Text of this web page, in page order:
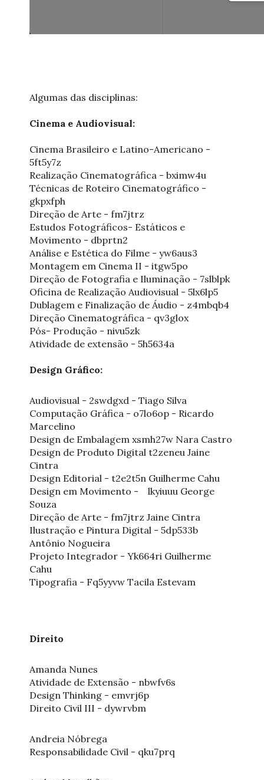
Algumas das disciplinas:
Cinema e Audiovisual:
Cinema Brasileiro e Latino-Americano -
5ft5y7z
Realização Cinematográfica - bximw4u
Técnicas de Roteiro Cinematográfico -
gkpxfph
Direção de Arte - fm7jtrz
Estudos Fotográficos- Estáticos e
Movimento - dbprtn2
Análise e Estética do Filme - yw6aus3
Montagem em Cinema II - itgw5po
Direção de Fotografia e Iluminação - 7slblpk
Oficina de Realização Audiovisual - 5lx6lp5
Dublagem e Finalização de Áudio - z4mbqb4
Direção Cinematográfica - qv3glox
Pós- Produção - nivu5zk
Atividade de extensão - 5h5634a
Design Gráfico:
Audiovisual - 2swdgxd - Tiago Silva
Computação Gráfica - o7lo6op - Ricardo
Marcelino
Design de Embalagem xsmh27w Nara Castro
Design de Produto Digital t2zeneu Jaine
Cintra
Design Editorial - t2e2t5n Guilherme Cahu
Design em Movimento - lkyiuuu George
Souza
Direção de Arte - fm7jtrz Jaine Cintra
Ilustração e Pintura Digital - 5dp533b
Antônio Nogueira
Projeto Integrador - Yk664ri Guilherme
Cahu
Tipografia - Fq5yyvw Tacila Estevam
Direito
Amanda Nunes
Atividade de Extensão - nbwfv6s
Design Thinking - emvrj6p
Direito Civil III - dywrvbm
Andreia Nóbrega
Responsabilidade Civil - qku7prq